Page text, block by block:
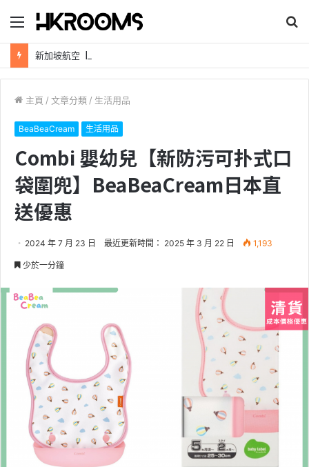
目
錄
尋
主頁 / 文章分類 / 生活用品
BeaBeaCream 生活用品
Combi 嬰幼兒【新防污可扑式口
袋圍兜】BeaBeaCream日本直
送優惠
2024 年 7 月 23 日 最近更新時間： 2025 年 3 月 22 日 1,193
少於一分鐘